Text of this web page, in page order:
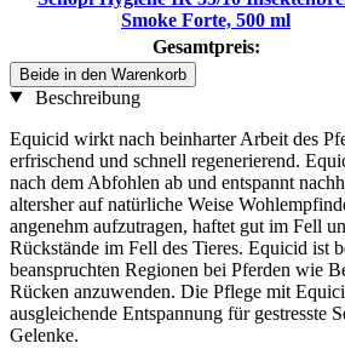
Smoke Forte, 500 ml
Gesamtpreis:
Beide in den Warenkorb
Beschreibung
Equicid wirkt nach beinharter Arbeit des
erfrischend und schnell regenerierend.
nach dem Abfohlen ab und entspannt
altersher auf natürliche Weise
angenehm aufzutragen, haftet gut im Fell
Rückstände im Fell des Tieres. Equicid ist
beanspruchten Regionen bei Pferden wie
Rücken anzuwenden. Die Pflege mit
ausgleichende Entspannung für gestresste
Gelenke.